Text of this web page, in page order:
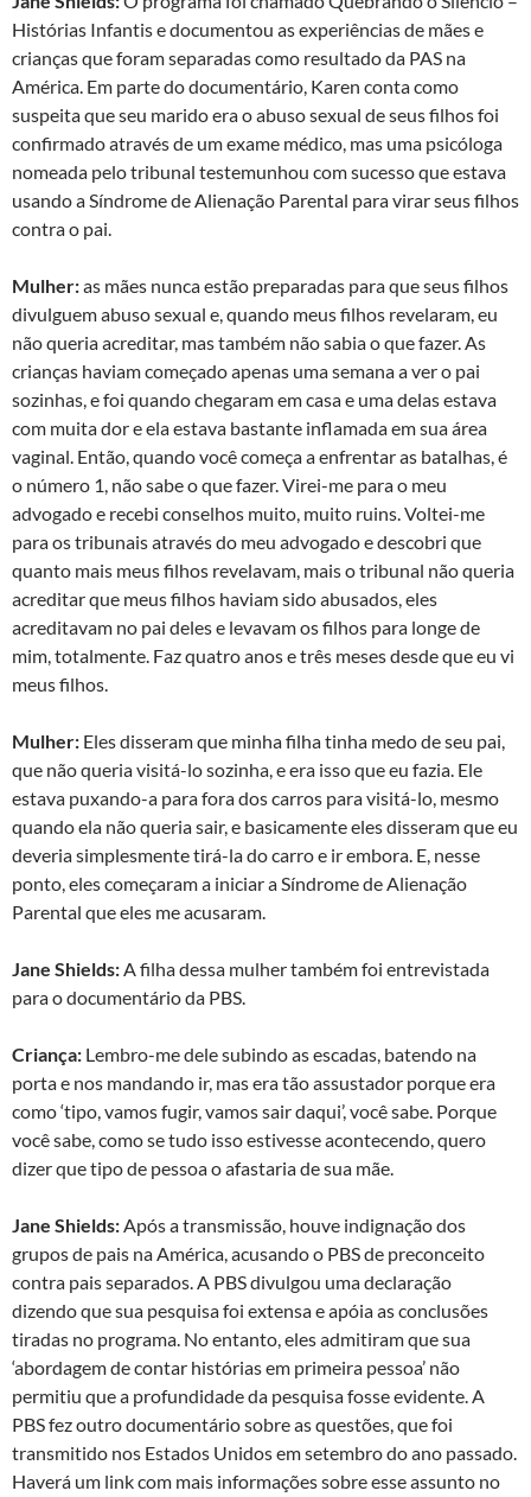
Histórias Infantis e documentou as experiências de mães e
crianças que foram separadas como resultado da PAS na
América. Em parte do documentário, Karen conta como
suspeita que seu marido era o abuso sexual de seus filhos foi
confirmado através de um exame médico, mas uma psicóloga
nomeada pelo tribunal testemunhou com sucesso que estava
usando a Síndrome de Alienação Parental para virar seus filhos
contra o pai.
Mulher:as mães nunca estão preparadas para que seus filhos
divulguem abuso sexual e, quando meus filhos revelaram, eu
não queria acreditar, mas também não sabia o que fazer. As
crianças haviam começado apenas uma semana a ver o pai
sozinhas, e foi quando chegaram em casa e uma delas estava
com muita dor e ela estava bastante inflamada em sua área
vaginal. Então, quando você começa a enfrentar as batalhas, é
o número 1, não sabe o que fazer. Virei-me para o meu
advogado e recebi conselhos muito, muito ruins. Voltei-me
para os tribunais através do meu advogado e descobri que
quanto mais meus filhos revelavam, mais o tribunal não queria
acreditar que meus filhos haviam sido abusados, eles
acreditavam no pai deles e levavam os filhos para longe de
mim, totalmente. Faz quatro anos e três meses desde que eu vi
meus filhos.
Mulher: Eles disseram que minha filha tinha medo de seu pai,
que não queria visitá-lo sozinha, e era isso que eu fazia. Ele
estava puxando-a para fora dos carros para visitá-lo, mesmo
quando ela não queria sair, e basicamente eles disseram que eu
deveria simplesmente tirá-la do carro e ir embora. E, nesse
ponto, eles começaram a iniciar a Síndrome de Alienação
Parental que eles me acusaram.
Jane Shields:A filha dessa mulher também foi entrevistada
para o documentário da PBS.
Criança: Lembro-me dele subindo as escadas, batendo na
porta e nos mandando ir, mas era tão assustador porque era
como ‘tipo, vamos fugir, vamos sair daqui’, você sabe. Porque
você sabe, como se tudo isso estivesse acontecendo, quero
dizer que tipo de pessoa o afastaria de sua mãe.
Jane Shields:Após a transmissão, houve indignação dos
grupos de pais na América, acusando o PBS de preconceito
contra pais separados. A PBS divulgou uma declaração
dizendo que sua pesquisa foi extensa e apóia as conclusões
tiradas no programa. No entanto, eles admitiram que sua
‘abordagem de contar histórias em primeira pessoa’ não
permitiu que a profundidade da pesquisa fosse evidente. A
PBS fez outro documentário sobre as questões, que foi
transmitido nos Estados Unidos em setembro do ano passado.
Haverá um link com mais informações sobre esse assunto no